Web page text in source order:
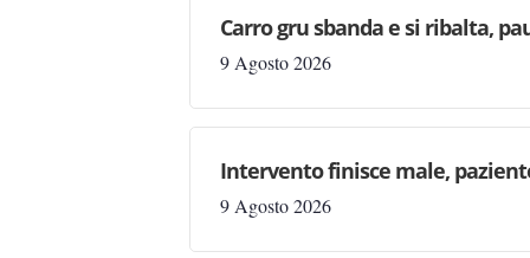
Carro gru sbanda e si ribalta,
9 Agosto 2026
Intervento finisce male,
9 Agosto 2026